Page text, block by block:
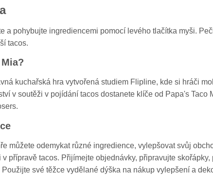
a pohybujte ingrediencemi pomocí levého tlačítka myši.
tacos.
kuchařská hra vytvořená studiem Flipline, kde si hráči
v soutěži v pojídání tacos dostanete klíče od Papa's Taco
můžete odemykat různé ingredience, vylepšovat svůj
přípravě tacos. Přijímejte objednávky, připravujte
své těžce vydělané dýška na nákup vylepšení a